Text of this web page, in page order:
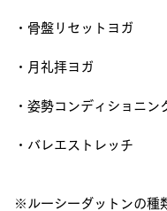
・骨盤リセットヨガ
・月礼拝ヨガ
・姿勢コンディショニン
・バレエストレッチ
※ルーシーダットンの種